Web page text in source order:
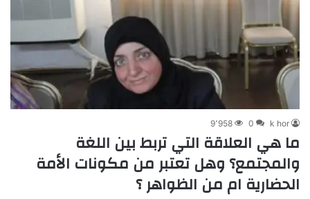
k hor
0 9٬958
ما هي العلاقة التي تربط بين اللغة
والمجتمع؟ وهل تعتبر من مكونات الأمة
الحضارية ام من الظواهر ؟